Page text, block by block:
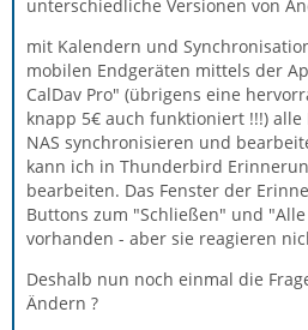
unterschiedliche Versionen von
mit Kalendern und
mobilen Endgeräten mittels der
CalDav Pro" (übrigens eine
knapp 5€ auch funktioniert !!!)
NAS synchronisieren und
kann ich in Thunderbird
bearbeiten. Das Fenster der
Buttons zum "Schließen" und
vorhanden - aber sie reagieren
Deshalb nun noch einmal die
Ändern ?